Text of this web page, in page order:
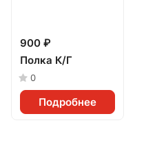
900 ₽
Полка К/Г
0
Подробнее